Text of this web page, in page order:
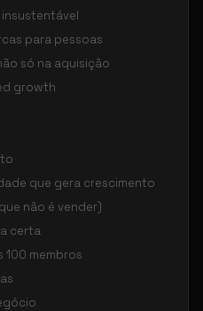
para pessoas
só na aquisição
growth
que gera crescimento
não é vender)
certa
100 membros